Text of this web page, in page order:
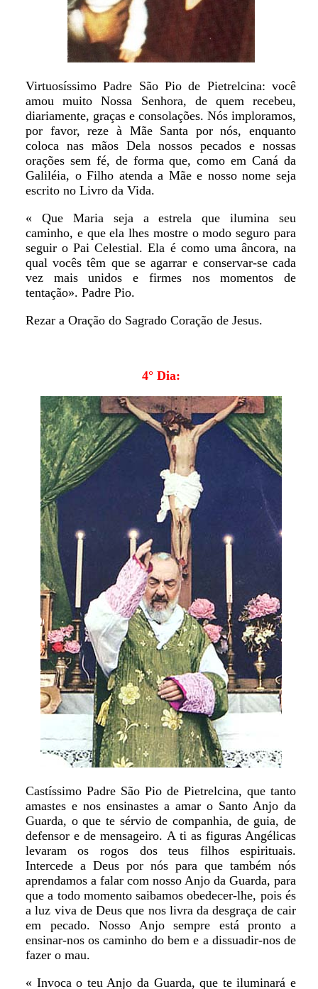
Virtuosíssimo Padre São Pio de Pietrelcina: você
amou muito Nossa Senhora, de quem recebeu,
diariamente, graças e consolações. Nós imploramos,
por favor, reze à Mãe Santa por nós, enquanto
coloca nas mãos Dela nossos pecados e nossas
orações sem fé, de forma que, como em Caná da
Galiléia, o Filho atenda a Mãe e nosso nome seja
escrito no Livro da Vida.
« Que Maria seja a estrela que ilumina seu
caminho, e que ela lhes mostre o modo seguro para
seguir o Pai Celestial. Ela é como uma âncora, na
qual vocês têm que se agarrar e conservar-se cada
vez mais unidos e firmes nos momentos de
tentação». Padre Pio.
Rezar a Oração do Sagrado Coração de Jesus.
4° Dia:
Castíssimo Padre São Pio de Pietrelcina, que tanto
amastes e nos ensinastes a amar o Santo Anjo da
Guarda, o que te sérvio de companhia, de guia, de
defensor e de mensageiro. A ti as figuras Angélicas
levaram os rogos dos teus filhos espirituais.
Intercede a Deus por nós para que também nós
aprendamos a falar com nosso Anjo da Guarda, para
que a todo momento saibamos obedecer-lhe, pois és
a luz viva de Deus que nos livra da desgraça de cair
em pecado. Nosso Anjo sempre está pronto a
ensinar-nos os caminho do bem e a dissuadir-nos de
fazer o mau.
« Invoca o teu Anjo da Guarda, que te iluminará e